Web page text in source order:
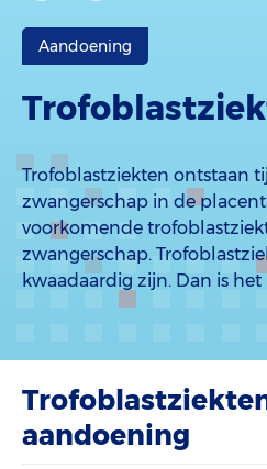
Aandoening
Trofoblastziekten ontstaan
zwangerschap in de
voorkomende
zwangerschap.
kwaadaardig zijn. Dan is het
aandoening